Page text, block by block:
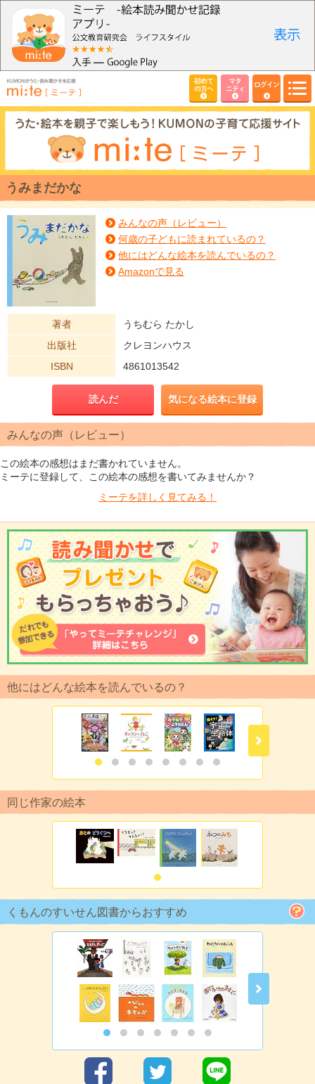
初めて
の方へ
マタ
ニティ
ログイン
うみまだかな
みんなの声（レビュー）
何歳の子どもに読まれているの？
他にはどんな絵本を読んでいるの？
Amazonで見る
著者
うちむら たかし
出版社
クレヨンハウス
ISBN
4861013542
読んだ 気になる絵本に登録
みんなの声（レビュー）
この絵本の感想はまだ書かれていません。
ミーテに登録して、この絵本の感想を書いてみませんか？
ミーテを詳しく見てみる！
他にはどんな絵本を読んでいるの？
同じ作家の絵本
くもんのすいせん図書からおすすめ